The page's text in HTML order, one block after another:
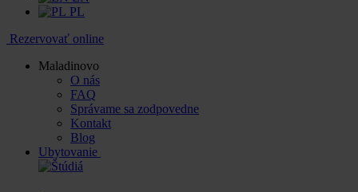
PL
Rezervovať online
Maladinovo
O nás
FAQ
Správame sa zodpovedne
Kontakt
Blog
Ubytovanie